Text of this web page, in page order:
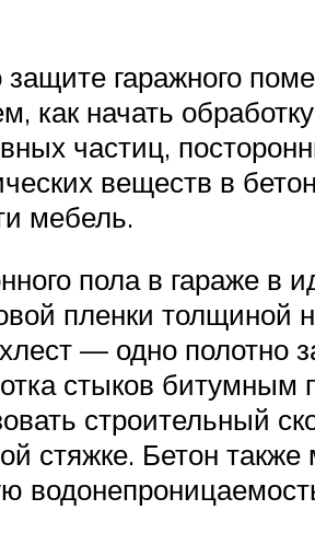
гаражного
как начать
частиц,
веществ в
мебель.
пола в гараже в
пленки
— одно полотно
стыков
строительный
стяжке. Бетон